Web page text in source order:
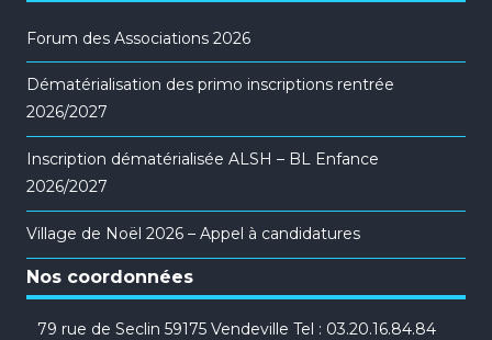
Forum des Associations 2026
Dématérialisation des primo inscriptions rentrée
2026/2027
Inscription dématérialisée ALSH – BL Enfance
2026/2027
Village de Noël 2026 – Appel à candidatures
Nos coordonnées
79 rue de Seclin 59175 Vendeville Tel : 03.20.16.84.84